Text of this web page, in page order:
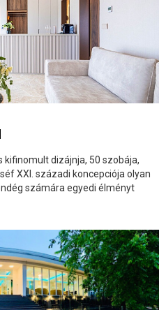
kifinomult dizájnja, 50 szobája,
XXI. századi koncepciója olyan
számára egyedi élményt